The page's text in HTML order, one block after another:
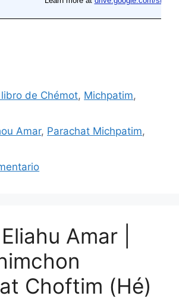
libro de Chémot, Michpatim,
Amar, Parachat Michpatim,
Amar |
Choftim (Hé)